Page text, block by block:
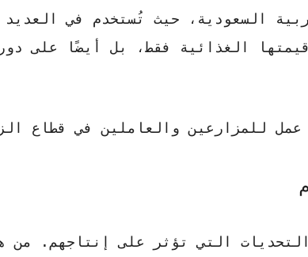
السعودية، حيث تُستخدم في
الغذائية فقط، بل أيضًا على
للمزارعين والعاملين في قطاع
التي تؤثر على إنتاجهم. من